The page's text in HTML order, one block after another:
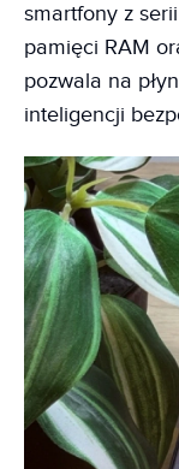
smartfony z
pamięci RAM
pozwala na
inteligencji